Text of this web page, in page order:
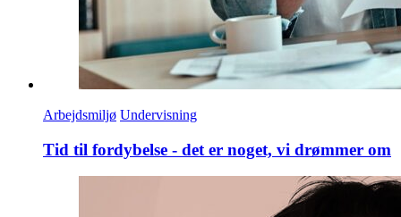
Arbejdsmiljø Undervisning
Tid til fordybelse - det er noget, vi drømmer om